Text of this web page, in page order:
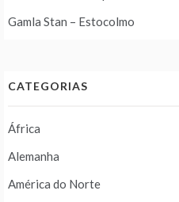
Gamla Stan – Estocolmo
CATEGORIAS
África
Alemanha
América do Norte